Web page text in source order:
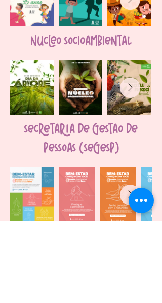
núcleo socioambiental
secretaria de gestão de
pessoas (segesp)